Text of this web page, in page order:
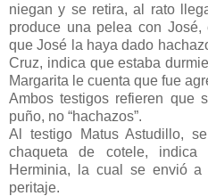
niegan y se retira, al rato
produce una pelea con
que José la haya dado
Cruz, indica que estaba
Margarita le cuenta que fue
Ambos testigos refieren que
puño, no “hachazos”.
Al testigo Matus Astudillo,
chaqueta de cotele,
Herminia, la cual se envió
peritaje.